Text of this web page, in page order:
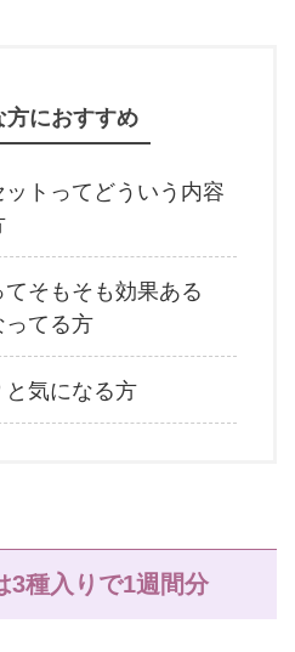
方におすすめ
ットってどういう内容
そもそも効果ある
ってる方
気になる方
3種入りで1週間分